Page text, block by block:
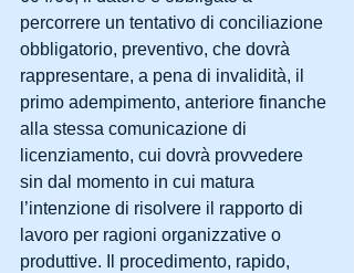
percorrere un tentativo di conciliazione
obbligatorio, preventivo, che dovrà
rappresentare, a pena di invalidità, il
primo adempimento, anteriore finanche
alla stessa comunicazione di
licenziamento, cui dovrà provvedere
sin dal momento in cui matura
l’intenzione di risolvere il rapporto di
lavoro per ragioni organizzative o
produttive. Il procedimento, rapido,